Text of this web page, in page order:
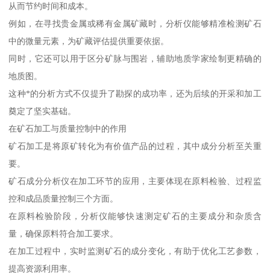
从而节约时间和成本。
例如，在寻找贵金属或稀有金属矿藏时，分析仪能够精准检测矿石
中的微量元素，为矿藏评估提供重要依据。
同时，它还可以用于区分矿脉与围岩，辅助地质学家绘制更精确的
地质图。
这种*的分析方式不仅提升了勘探的成功率，还为后续的开采和加工
奠定了坚实基础。
在矿石加工与质量控制中的作用
矿石加工是将原矿转化为有价值产品的过程，其中成分分析至关重
要。
矿石成分分析仪在加工环节的应用，主要体现在原料检验、过程监
控和成品质量控制三个方面。
在原料检验阶段，分析仪能够快速测定矿石的主要成分和杂质含
量，确保原料符合加工要求。
在加工过程中，实时监测矿石的成分变化，有助于优化工艺参数，
提高资源利用率。